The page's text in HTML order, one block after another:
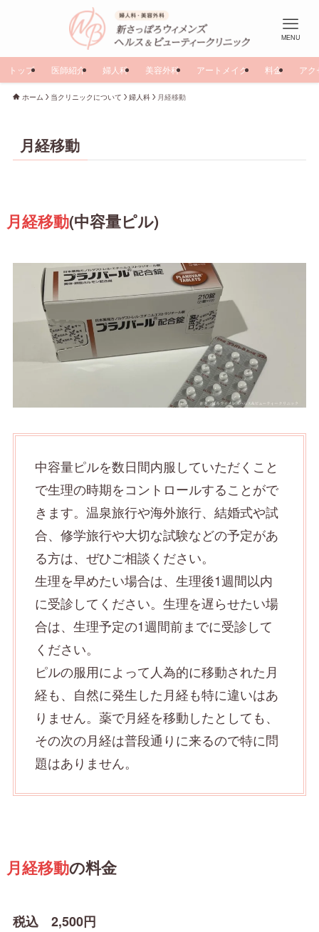
MENU
トップ 医師紹介 婦人科 美容外科 アートメイク 料金 アク
ホーム 当クリニックについて 婦人科 月経移動
月経移動
月経移動(中容量ピル)
中容量ピルを数日間内服していただくこと
で生理の時期をコントロールすることがで
きます。温泉旅行や海外旅行、結婚式や試
合、修学旅行や大切な試験などの予定があ
る方は、ぜひご相談ください。
生理を早めたい場合は、生理後1週間以内
に受診してください。生理を遅らせたい場
合は、生理予定の1週間前までに受診して
ください。
ピルの服用によって人為的に移動された月
経も、自然に発生した月経も特に違いはあ
りません。薬で月経を移動したとしても、
その次の月経は普段通りに来るので特に問
題はありません。
月経移動の料金
税込 2,500円